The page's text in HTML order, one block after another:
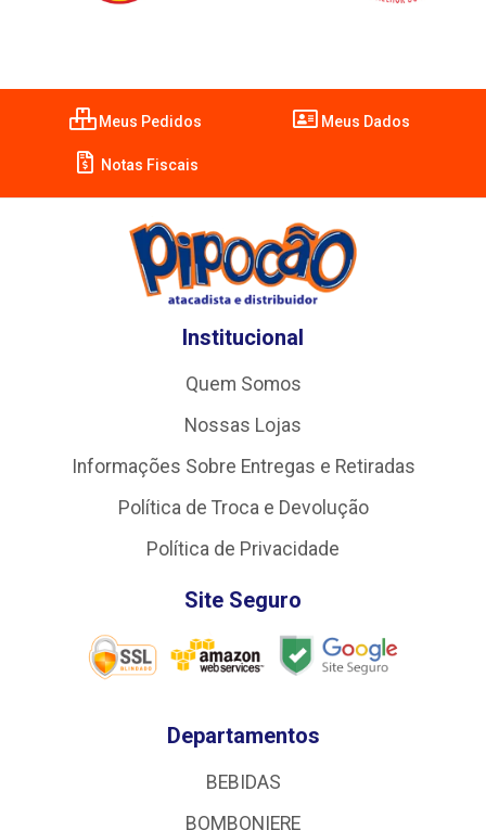
Meus Pedidos Meus Dados
Notas Fiscais
Institucional
Quem Somos
Nossas Lojas
Informações Sobre Entregas e Retiradas
Política de Troca e Devolução
Política de Privacidade
Site Seguro
Departamentos
BEBIDAS
BOMBONIERE